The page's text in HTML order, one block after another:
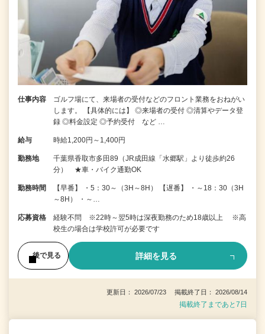
仕事内容
ゴルフ場にて、来場者の受付などのフロント業務をおねがい
します。 【具体的には】 ◎来場者の受付 ◎清算やデータ登
録 ◎料金設定 ◎予約受付 など …
給与 時給1,200円～1,400円
勤務地
千葉県香取市多田89（JR成田線「水郷駅」より徒歩約26
分） ★車・バイク通勤OK
勤務時間
【早番】 ・5：30～（3H～8H） 【遅番】 ・～18：30（3H
～8H） ・～…
応募資格
経験不問 ※22時～翌5時は深夜勤務のため18歳以上 ※高
校生の場合は学校許可が必要です
後で見る 詳細を見る
更新日： 2026/07/23 掲載終了日： 2026/08/14
掲載終了まであと7日